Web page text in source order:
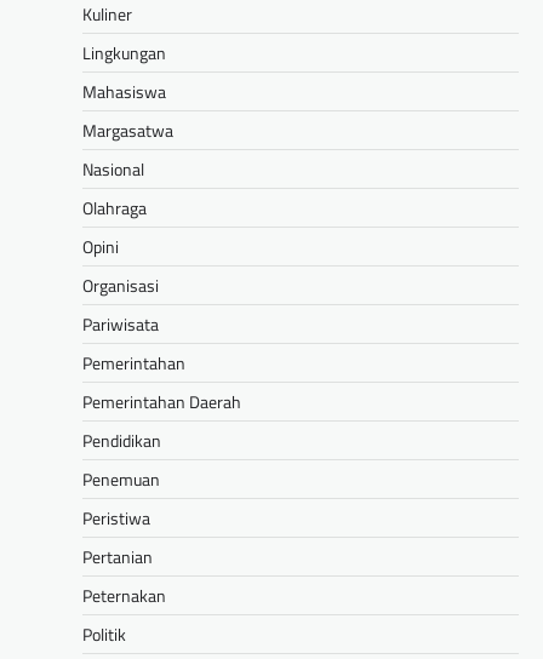
Kuliner
Lingkungan
Mahasiswa
Margasatwa
Nasional
Olahraga
Opini
Organisasi
Pariwisata
Pemerintahan
Pemerintahan Daerah
Pendidikan
Penemuan
Peristiwa
Pertanian
Peternakan
Politik